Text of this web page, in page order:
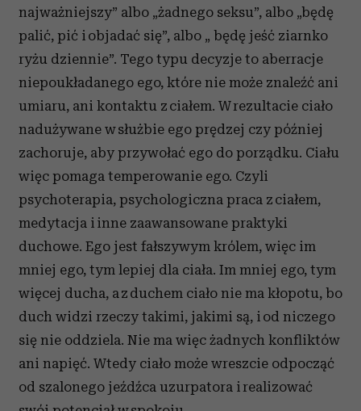
najważniejszy” albo „żadnego seksu”, albo „będę
palić, pić i objadać się”, albo „ będę jeść ziarnko
ryżu dziennie”. Tego typu decyzje to aberracje
niepoukładanego ego, które nie może znaleźć ani
umiaru, ani kontaktu z ciałem. W rezultacie ciało
nadużywane w służbie ego prędzej czy później
zachoruje, aby przywołać ego do porządku. Ciału
więc pomaga temperowanie ego. Czyli
psychoterapia, psychologiczna praca z ciałem,
medytacja i inne zaawansowane praktyki
duchowe. Ego jest fałszywym królem, więc im
mniej ego, tym lepiej dla ciała. Im mniej ego, tym
więcej ducha, a z duchem ciało nie ma kłopotu, bo
duch widzi rzeczy takimi, jakimi są, i od niczego
się nie oddziela. Nie ma więc żadnych konfliktów
ani napięć. Wtedy ciało może wreszcie odpocząć
od szalonego jeźdźca uzurpatora i realizować